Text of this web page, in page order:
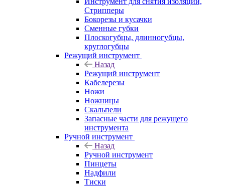
Стрипперы
Бокорезы и кусачки
Сменные губки
Плоскогубцы, длинногубцы,
круглогубцы
Режущий инструмент
Назад
Режущий инструмент
Кабелерезы
Ножи
Ножницы
Скальпели
Запасные части для режущего
инструмента
Ручной инструмент
Назад
Ручной инструмент
Пинцеты
Надфили
Тиски